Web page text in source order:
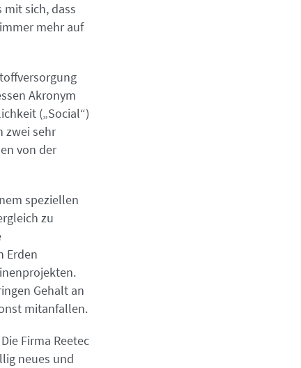
sich, dass
mehr auf
Akronym
(„Social“)
zwei sehr
von der
speziellen
zu
Erden
Gehalt an
mitanfallen.
Firma Reetec
neues und